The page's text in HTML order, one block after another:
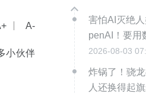
A-
小伙伴
害怕AI灭绝
penAI！要用
2026-08-03
炸锅了！骁
人还换得起